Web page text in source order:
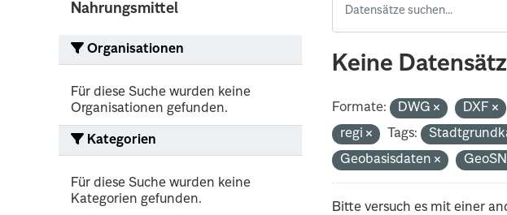
Nahrungsmittel
Organisationen
Für diese Suche wurden keine
Organisationen gefunden.
Kategorien
Für diese Suche wurden keine
Kategorien gefunden.
Keine
Formate: DWG DXF
regi
Tags:
Geobasisdaten
Bitte versuch es mit einer